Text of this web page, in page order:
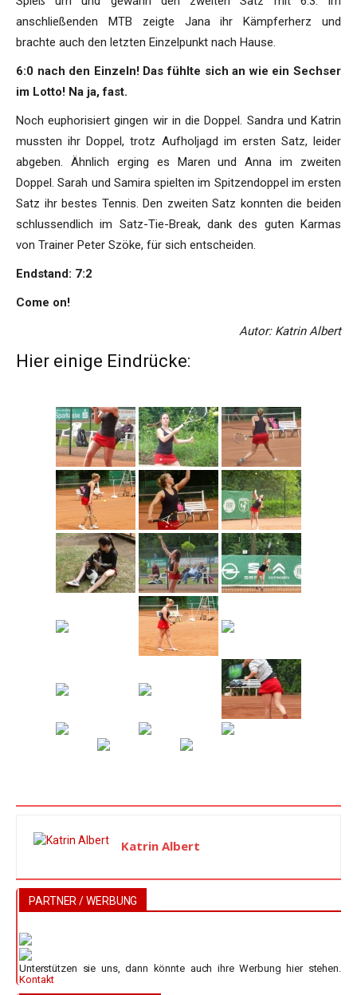
anschließenden MTB zeigte Jana ihr Kämpferherz und
brachte auch den letzten Einzelpunkt nach Hause.
6:0 nach den Einzeln! Das fühlte sich an wie ein Sechser
im Lotto! Na ja, fast.
Noch euphorisiert gingen wir in die Doppel. Sandra und Katrin
mussten ihr Doppel, trotz Aufholjagd im ersten Satz, leider
abgeben. Ähnlich erging es Maren und Anna im zweiten
Doppel. Sarah und Samira spielten im Spitzendoppel im ersten
Satz ihr bestes Tennis. Den zweiten Satz konnten die beiden
schlussendlich im Satz-Tie-Break, dank des guten Karmas
von Trainer Peter Szöke, für sich entscheiden.
Endstand: 7:2
Come on!
Autor: Katrin Albert
Hier einige Eindrücke:
Katrin Albert
PARTNER / WERBUNG
Unterstützen sie uns, dann könnte auch ihre Werbung hier stehen.
Kontakt